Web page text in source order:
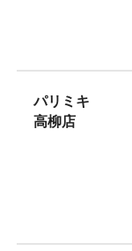
パリミキ
高柳店